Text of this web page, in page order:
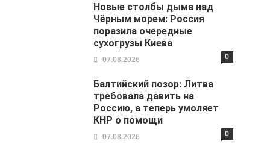
Новые столбы дыма над
Чёрным морем: Россия
поразила очередные
сухогрузы Киева
07.08.2026 0
Балтийский позор: Литва
требовала давить на
Россию, а теперь умоляет
КНР о помощи
07.08.2026 0